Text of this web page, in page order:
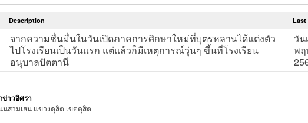
Description Last
จากความชื่นมื่นในวันเปิดภาคการศึกษาใหม่ที่บุตรหลานได้แต่งตัว
ไปโรงเรียนเป็นวันแรก แต่แล้วก็มีเหตุการณ์วุ่นๆ ขึ้นที่โรงเรียน
อนุบาลปัตตานี
วัน
พ